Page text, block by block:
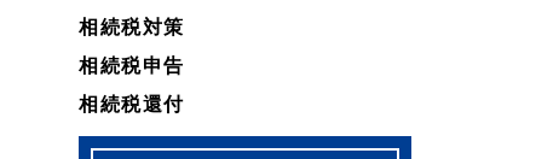
相続税対策
相続税申告
相続税還付